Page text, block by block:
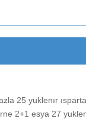
25 yuklenır
2+1 esya 27